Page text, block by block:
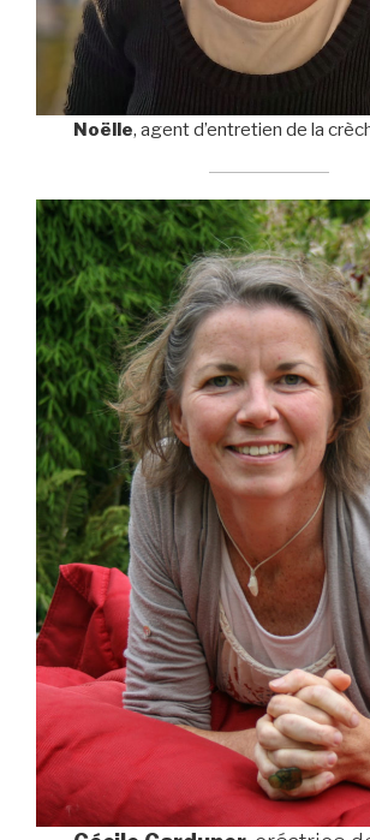
Noëlle, agent d’entretien de la